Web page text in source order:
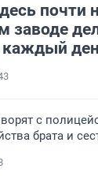
почти
заводе
каждый
с
брата и